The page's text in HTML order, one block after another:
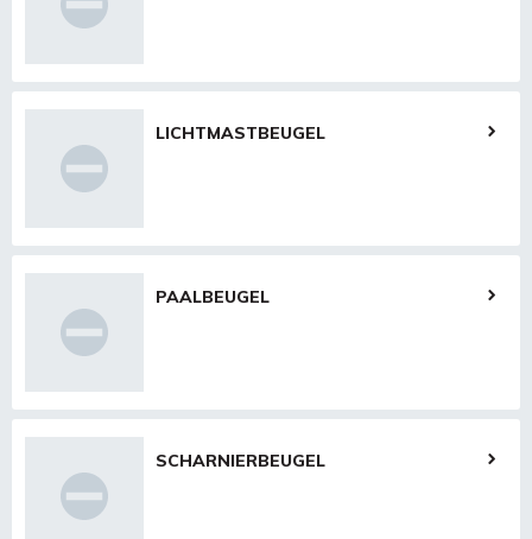
LICHTMASTBEUGEL
PAALBEUGEL
SCHARNIERBEUGEL